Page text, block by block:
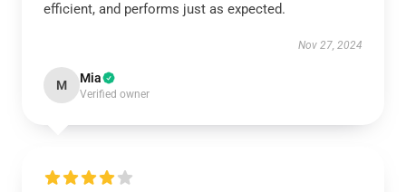
efficient, and performs just as expected.
Nov 27, 2024
M Mia
Verified owner